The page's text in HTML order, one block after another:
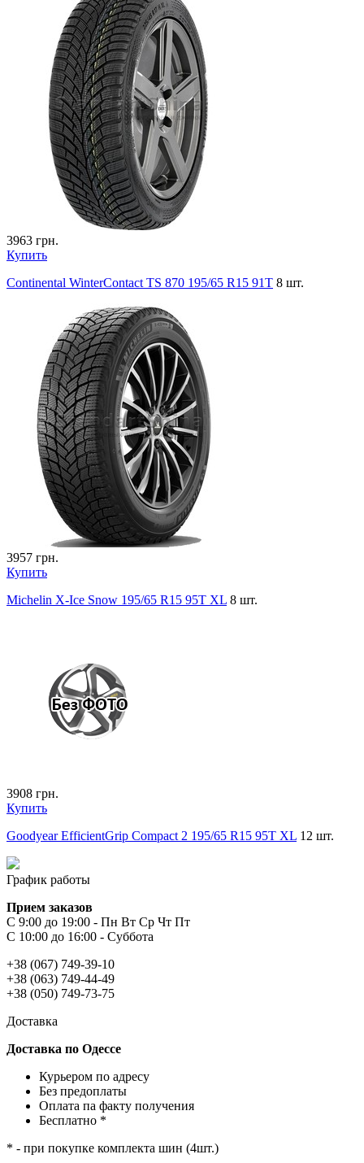
3963 грн.
Купить
Continental WinterContact TS 870 195/65 R15 91T 8 шт.
3957 грн.
Купить
Michelin X-Ice Snow 195/65 R15 95T XL 8 шт.
3908 грн.
Купить
Goodyear EfficientGrip Compact 2 195/65 R15 95T XL 12 шт.
График работы
Прием заказов
С 9:00 до 19:00 - Пн Вт Ср Чт Пт
С 10:00 до 16:00 - Суббота
+38 (067) 749-39-10
+38 (063) 749-44-49
+38 (050) 749-73-75
Доставка
Доставка по Одессе
Курьером по адресу
Без предоплаты
Оплата па факту получения
Бесплатно *
* - при покупке комплекта шин (4шт.)